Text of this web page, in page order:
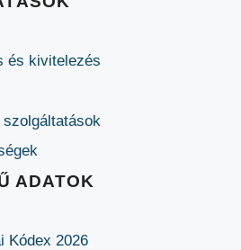
és kivitelezés
ADATOK
Kódex 2026